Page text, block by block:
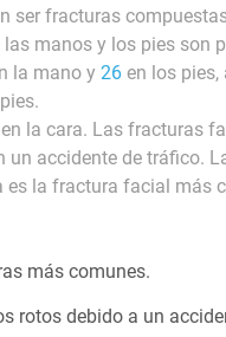
ser fracturas
manos y los pies son
la mano y 26 en los
la cara. Las fracturas
un accidente de tráfico.
la fractura facial más
más comunes.
rotos debido a un